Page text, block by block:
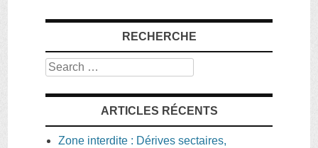
RECHERCHE
Search
ARTICLES RÉCENTS
Zone interdite : Dérives sectaires,